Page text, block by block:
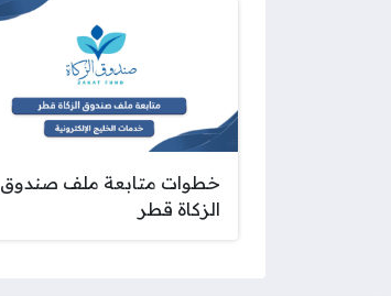
خطوات متابعة ملف صندوق
الزكاة قطر